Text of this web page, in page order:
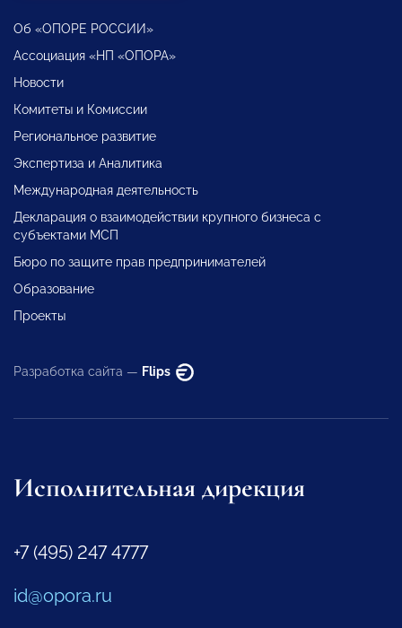
Об «ОПОРЕ РОССИИ»
Ассоциация «НП «ОПОРА»
Новости
Комитеты и Комиссии
Региональное развитие
Экспертиза и Аналитика
Международная деятельность
Декларация о взаимодействии крупного бизнеса с
субъектами МСП
Бюро по защите прав предпринимателей
Образование
Проекты
Разработка сайта — Flips
Исполнительная дирекция
+7 (495) 247 4777
id@opora.ru